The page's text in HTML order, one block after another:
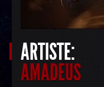
ARTISTE:
AMADEUS